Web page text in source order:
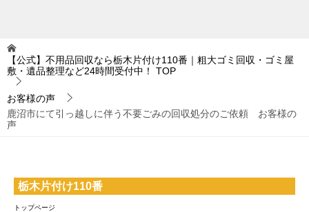
【公式】不用品回収なら栃木片付け110番｜粗大ゴミ回収・ゴミ屋
敷・遺品整理など24時間受付中！
TOP
お客様の声
鹿沼市にて引っ越しに伴う不要ごみの回収処分のご依頼 お客様の
声
栃木片付け110番
トップページ